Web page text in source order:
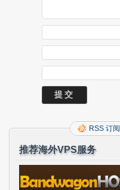
RSS 订阅
推荐海外VPS服务